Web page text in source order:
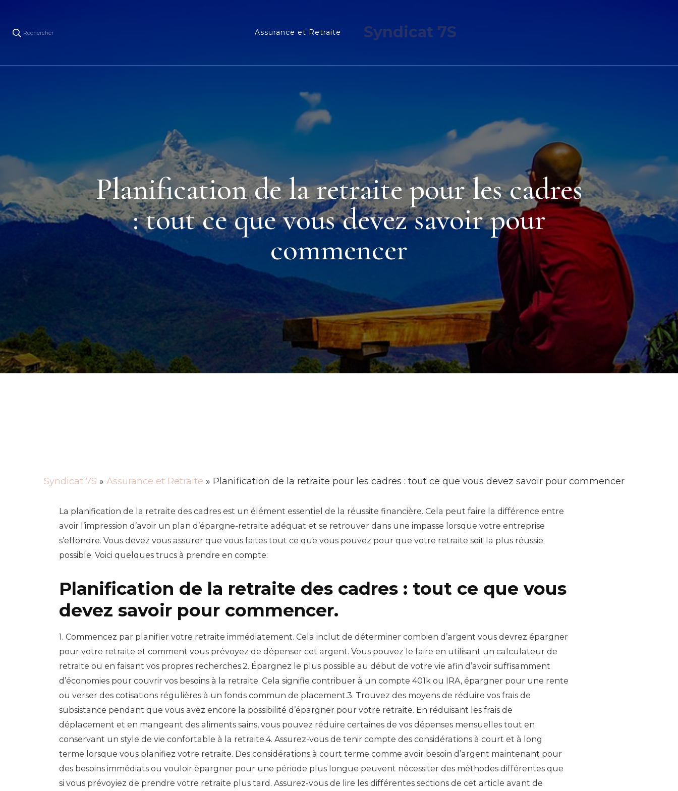
Rechercher Assurance et Retraite Syndicat 7S
Planification de la retraite pour les cadres
: tout ce que vous devez savoir pour
commencer
Syndicat 7S » Assurance et Retraite » Planification de la retraite pour les cadres : tout ce que vous devez savoir pour commencer
La planification de la retraite des cadres est un élément essentiel de la réussite financière. Cela peut faire la différence entre
avoir l’impression d’avoir un plan d’épargne-retraite adéquat et se retrouver dans une impasse lorsque votre entreprise
s’effondre. Vous devez vous assurer que vous faites tout ce que vous pouvez pour que votre retraite soit la plus réussie
possible. Voici quelques trucs à prendre en compte:
Planification de la retraite des cadres : tout ce que vous
devez savoir pour commencer.
1. Commencez par planifier votre retraite immédiatement. Cela inclut de déterminer combien d’argent vous devrez épargner
pour votre retraite et comment vous prévoyez de dépenser cet argent. Vous pouvez le faire en utilisant un calculateur de
retraite ou en faisant vos propres recherches.2. Épargnez le plus possible au début de votre vie afin d’avoir suffisamment
d’économies pour couvrir vos besoins à la retraite. Cela signifie contribuer à un compte 401k ou IRA, épargner pour une rente
ou verser des cotisations régulières à un fonds commun de placement.3. Trouvez des moyens de réduire vos frais de
subsistance pendant que vous avez encore la possibilité d’épargner pour votre retraite. En réduisant les frais de
déplacement et en mangeant des aliments sains, vous pouvez réduire certaines de vos dépenses mensuelles tout en
conservant un style de vie confortable à la retraite.4. Assurez-vous de tenir compte des considérations à court et à long
terme lorsque vous planifiez votre retraite. Des considérations à court terme comme avoir besoin d’argent maintenant pour
des besoins immédiats ou vouloir épargner pour une période plus longue peuvent nécessiter des méthodes différentes que
si vous prévoyiez de prendre votre retraite plus tard. Assurez-vous de lire les différentes sections de cet article avant de